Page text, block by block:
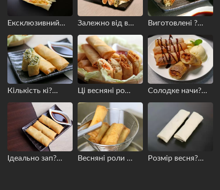
Ексклюзивний... Залежно від в... Виготовлені ?...
Кількість кі?... Ці весняні ро... Солодке начи?...
Ідеально зап?... Весняні роли ... Розмір весня?...